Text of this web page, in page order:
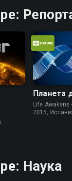
Планета
Life Awakens
2015,
Наука